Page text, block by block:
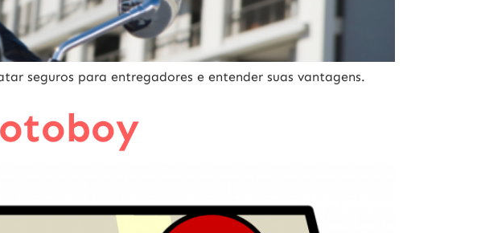
seguros para entregadores e entender suas vantagens.